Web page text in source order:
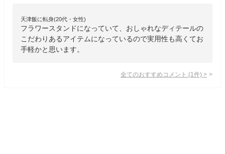
天津飯に転身(20代・女性)
フラワースタンドになっていて、おしゃれなディテールの
こだわりあるアイテムになっているので実用性も高くてお
手軽かと思います。
全てのおすすめコメント (1 件) >